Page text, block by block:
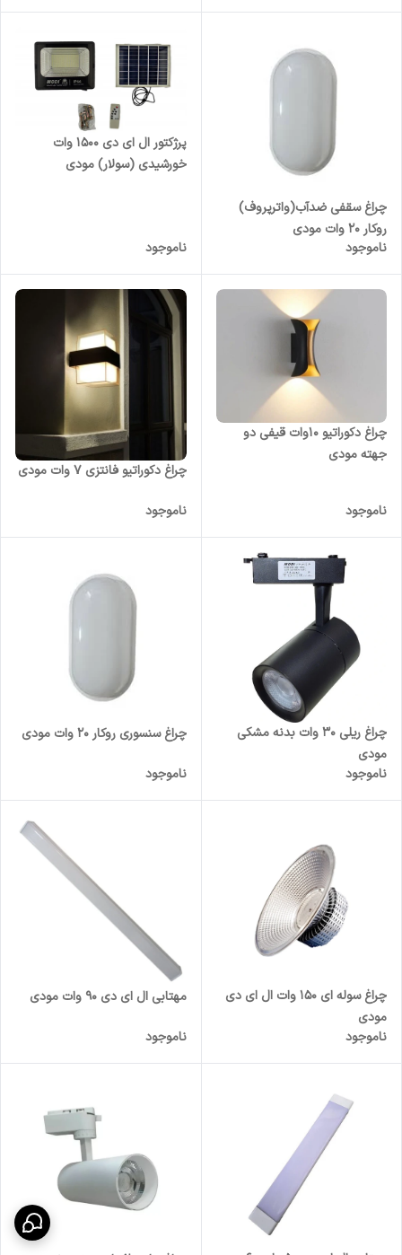
چراغ سقفی ضدآب(واترپروف)
روکار 20 وات مودی
ناموجود
پرژکتور ال ای دی 1500 وات
خورشیدی (سولار) مودی
ناموجود
چراغ دکوراتیو 10وات قیفی دو
جهته مودی
ناموجود
چراغ دکوراتیو فانتزی ۷ وات مودی
ناموجود
چراغ ریلی 30 وات بدنه مشکی
مودی
ناموجود
چراغ سنسوری روکار 20 وات مودی
ناموجود
چراغ سوله ای 150 وات ال ای دی
مودی
ناموجود
مهتابی ال ای دی ۹۰ وات مودی
ناموجود